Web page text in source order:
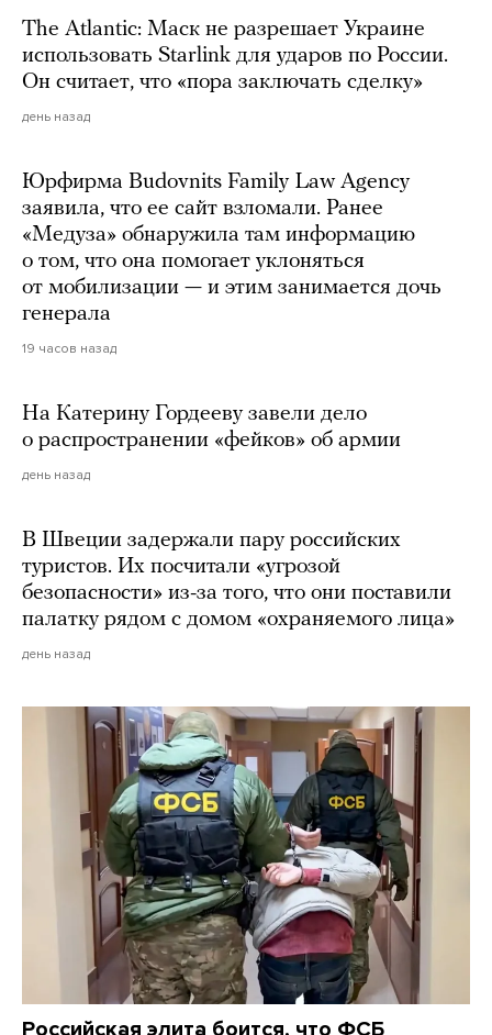
The Atlantic: Маск не разрешает Украине
использовать Starlink для ударов по России.
Он считает, что «пора заключать сделку»
день назад
Юрфирма Budovnits Family Law Agency
заявила, что ее сайт взломали. Ранее
«Медуза» обнаружила там информацию
о том, что она помогает уклоняться
от мобилизации — и этим занимается дочь
генерала
19 часов назад
На Катерину Гордееву завели дело
о распространении «фейков» об армии
день назад
В Швеции задержали пару российских
туристов. Их посчитали «угрозой
безопасности» из-за того, что они поставили
палатку рядом с домом «охраняемого лица»
день назад
Российская элита боится, что ФСБ